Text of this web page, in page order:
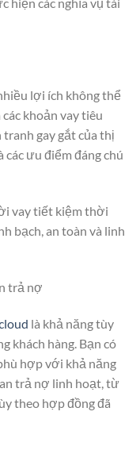
lợi ích không thể
khoản vay tiêu
gay gắt của thị
ưu điểm đáng chú
vay tiết kiệm thời
bạch, an toàn và linh
trả nợ
là khả năng tùy
khách hàng. Bạn có
hợp với khả năng
trả nợ linh hoạt, từ
theo hợp đồng đã